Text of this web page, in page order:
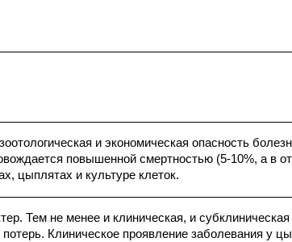
и экономическая опасность
повышенной смертностью (5-10%, а в
цыплятах и культуре клеток.
Тем не менее и клиническая, и
Клиническое проявление заболевания у